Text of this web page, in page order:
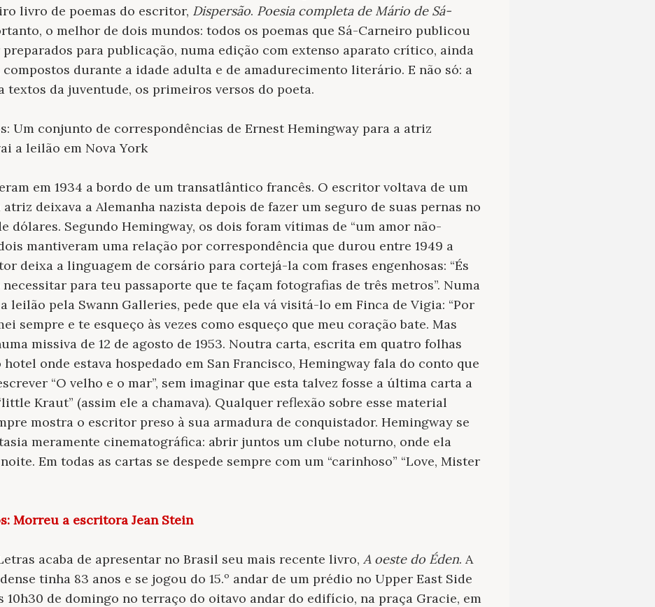
livro de poemas do escritor, Dispersão. Poesia completa de Mário de Sá-
o melhor de dois mundos: todos os poemas que Sá-Carneiro publicou
para publicação, numa edição com extenso aparato crítico, ainda
compostos durante a idade adulta e de amadurecimento literário. E não só: a
textos da juventude, os primeiros versos do poeta.
Um conjunto de correspondências de Ernest Hemingway para a atriz
a leilão em Nova York
em 1934 a bordo de um transatlântico francês. O escritor voltava de um
deixava a Alemanha nazista depois de fazer um seguro de suas pernas no
dólares. Segundo Hemingway, os dois foram vítimas de “um amor não-
mantiveram uma relação por correspondência que durou entre 1949 a
deixa a linguagem de corsário para cortejá-la com frases engenhosas: “És
para teu passaporte que te façam fotografias de três metros”. Numa
leilão pela Swann Galleries, pede que ela vá visitá-lo em Finca de Vigia: “Por
sempre e te esqueço às vezes como esqueço que meu coração bate. Mas
missiva de 12 de agosto de 1953. Noutra carta, escrita em quatro folhas
onde estava hospedado em San Francisco, Hemingway fala do conto que
“O velho e o mar”, sem imaginar que esta talvez fosse a última carta a
Kraut” (assim ele a chamava). Qualquer reflexão sobre esse material
mostra o escritor preso à sua armadura de conquistador. Hemingway se
meramente cinematográfica: abrir juntos um clube noturno, onde ela
Em todas as cartas se despede sempre com um “carinhoso” “Love, Mister
Morreu a escritora Jean Stein
acaba de apresentar no Brasil seu mais recente livro, A oeste do Éden. A
tinha 83 anos e se jogou do 15.º andar de um prédio no Upper East Side
10h30 de domingo no terraço do oitavo andar do edifício, na praça Gracie, em